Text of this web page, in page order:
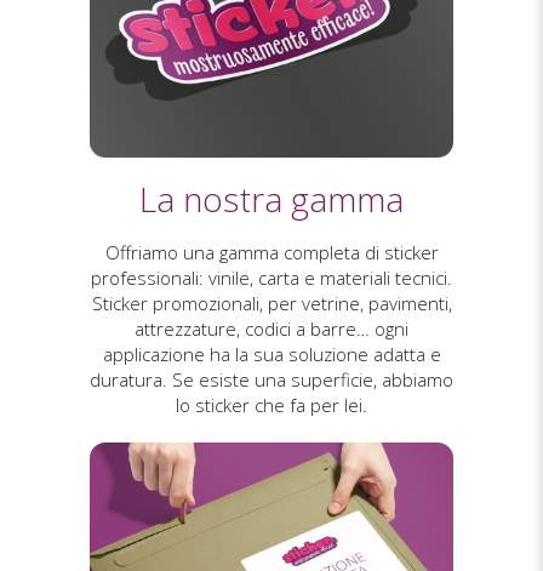
La nostra gamma
Offriamo una gamma completa di sticker
professionali: vinile, carta e materiali tecnici.
Sticker promozionali, per vetrine, pavimenti,
attrezzature, codici a barre… ogni
applicazione ha la sua soluzione adatta e
duratura. Se esiste una superficie, abbiamo
lo sticker che fa per lei.